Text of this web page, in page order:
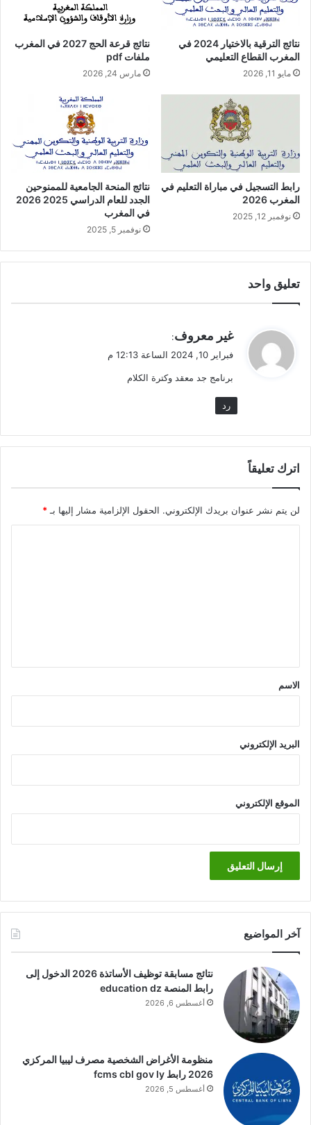
نتائج الترقية بالاختيار 2024 في
المغرب القطاع التعليمي
مايو 11, 2026
نتائج قرعة الحج 2027 في المغرب
ملفات pdf
مارس 24, 2026
رابط التسجيل في مباراة التعليم في
المغرب 2026
نوفمبر 12, 2025
نتائج المنحة الجامعية للممنوحين
الجدد للعام الدراسي 2025 2026
في المغرب
نوفمبر 5, 2025
تعليق واحد
ي
ل
غير معروف:
فبراير 10, 2024 الساعة 12:13 م
برنامج جد معقد وكترة الكلام
رد
اترك تعليقاً
لن يتم نشر عنوان بريدك الإلكتروني. الحقول الإلزامية مشار إليها بـ *
*
الاسم
البريد الإلكتروني
الموقع الإلكتروني
آخر المواضيع
نتائج مسابقة توظيف الأساتذة 2026 الدخول إلى
رابط المنصة education dz
أغسطس 6, 2026
منظومة الأغراض الشخصية مصرف ليبيا المركزي
2026 رابط fcms cbl gov ly
أغسطس 5, 2026